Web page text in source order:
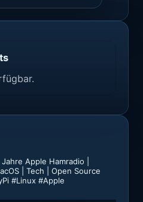
Apple Hamradio |
| Tech | Open Source
#Linux #Apple